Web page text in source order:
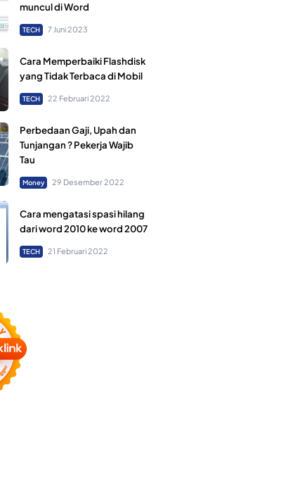
muncul di Word
TECH 7 Juni 2023
Cara Memperbaiki Flashdisk
yang Tidak Terbaca di Mobil
TECH 22 Februari 2022
Perbedaan Gaji, Upah dan
Tunjangan ? Pekerja Wajib
Tau
Money 29 Desember 2022
Cara mengatasi spasi hilang
dari word 2010 ke word 2007
TECH 21 Februari 2022